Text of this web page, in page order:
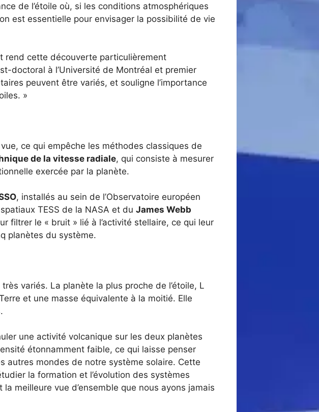
de l’étoile où, si les conditions atmosphériques
est essentielle pour envisager la possibilité de vie
rend cette découverte particulièrement
doctoral à l’Université de Montréal et premier
peuvent être variés, et souligne l’importance
»
ce qui empêche les méthodes classiques de
de la vitesse radiale, qui consiste à mesurer
exercée par la planète.
, installés au sein de l’Observatoire européen
TESS de la NASA et du James Webb
filtrer le « bruit » lié à l’activité stellaire, ce qui leur
planètes du système.
variés. La planète la plus proche de l’étoile, L
et une masse équivalente à la moitié. Elle
.
une activité volcanique sur les deux planètes
étonnamment faible, ce qui laisse penser
autres mondes de notre système solaire. Cette
la formation et l’évolution des systèmes
meilleure vue d’ensemble que nous ayons jamais